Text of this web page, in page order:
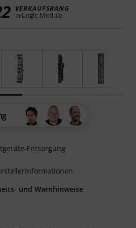
VERKAUFSRANG
in Logic-Module
Entsorgung
und Warnhinweise